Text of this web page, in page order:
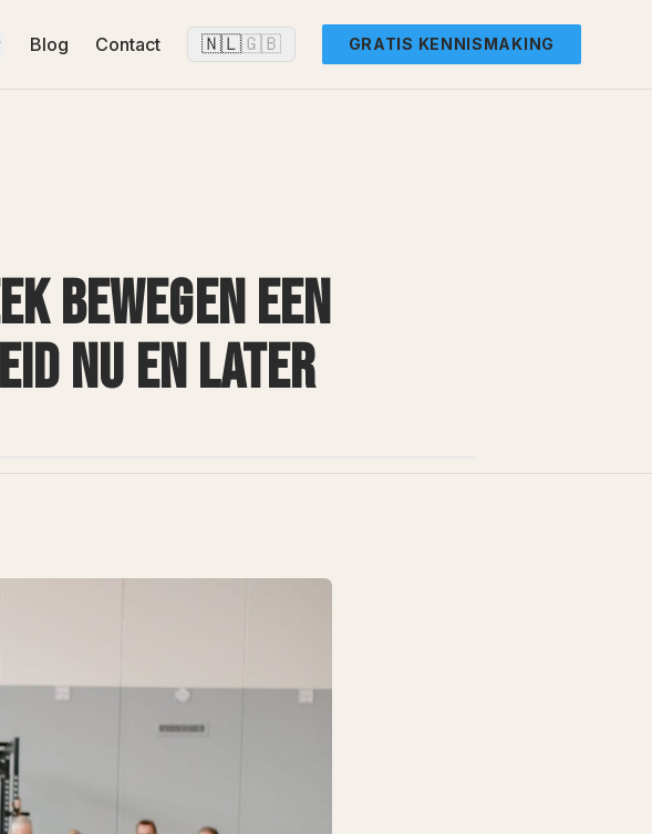
Blog Contact 🇳🇱🇬🇧 GRATIS KENNISMAKING
BEWEGEN EEN
NU EN LATER